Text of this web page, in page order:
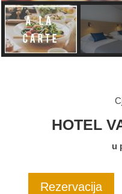
HOTEL
u
Rezervacija